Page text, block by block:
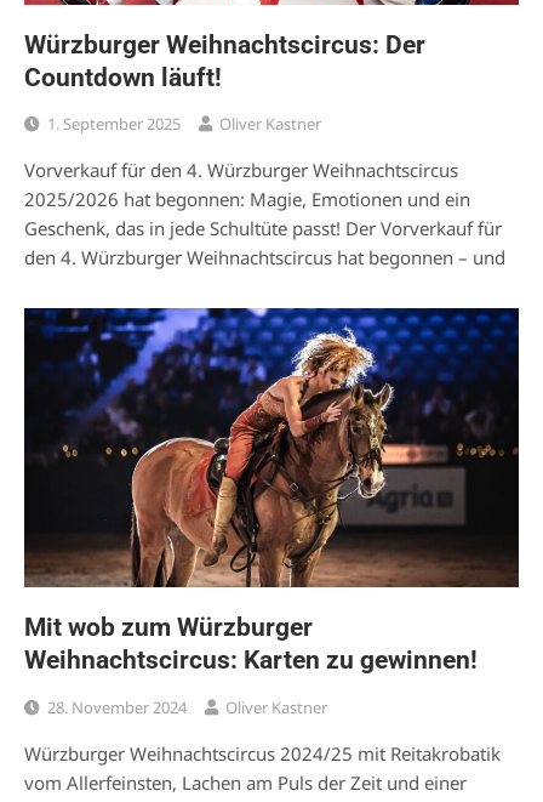
Würzburger Weihnachtscircus: Der
Countdown läuft!
1. September 2025 Oliver Kastner
Vorverkauf für den 4. Würzburger Weihnachtscircus
2025/2026 hat begonnen: Magie, Emotionen und ein
Geschenk, das in jede Schultüte passt! Der Vorverkauf für
den 4. Würzburger Weihnachtscircus hat begonnen – und
Mit wob zum Würzburger
Weihnachtscircus: Karten zu gewinnen!
28. November 2024 Oliver Kastner
Würzburger Weihnachtscircus 2024/25 mit Reitakrobatik
vom Allerfeinsten, Lachen am Puls der Zeit und einer